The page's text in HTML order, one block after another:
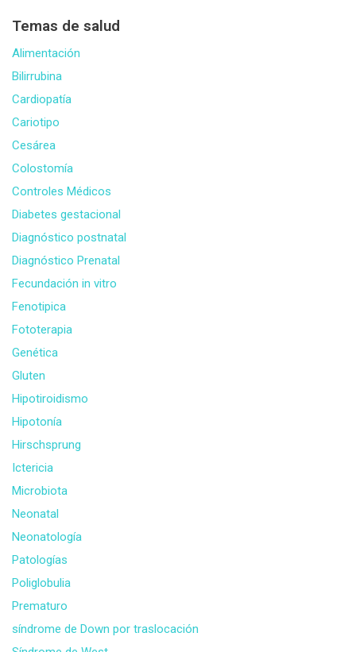
Temas de salud
Alimentación
Bilirrubina
Cardiopatía
Cariotipo
Cesárea
Colostomía
Controles Médicos
Diabetes gestacional
Diagnóstico postnatal
Diagnóstico Prenatal
Fecundación in vitro
Fenotipica
Fototerapia
Genética
Gluten
Hipotiroidismo
Hipotonía
Hirschsprung
Ictericia
Microbiota
Neonatal
Neonatología
Patologías
Poliglobulia
Prematuro
síndrome de Down por traslocación